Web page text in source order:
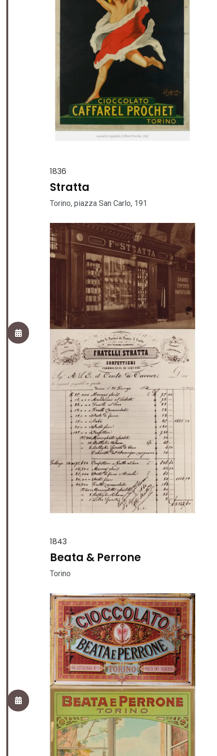
1836
Stratta
Torino, piazza San Carlo, 191
1843
Beata & Perrone
Torino